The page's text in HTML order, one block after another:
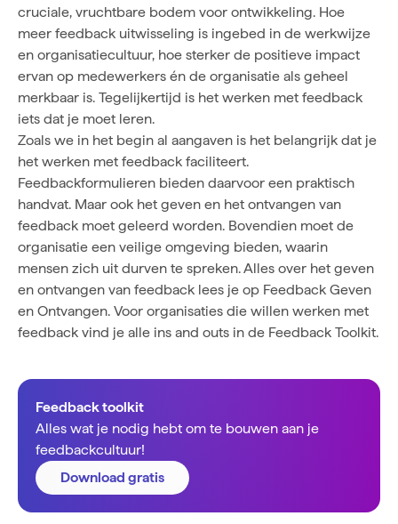
cruciale, vruchtbare bodem voor ontwikkeling. Hoe
meer feedback uitwisseling is ingebed in de werkwijze
en organisatiecultuur, hoe sterker de positieve impact
ervan op medewerkers én de organisatie als geheel
merkbaar is. Tegelijkertijd is het werken met feedback
iets dat je moet leren.
Zoals we in het begin al aangaven is het belangrijk dat je
het werken met feedback faciliteert.
Feedbackformulieren bieden daarvoor een praktisch
handvat. Maar ook het geven en het ontvangen van
feedback moet geleerd worden. Bovendien moet de
organisatie een veilige omgeving bieden, waarin
mensen zich uit durven te spreken. Alles over het geven
en ontvangen van feedback lees je op Feedback Geven
en Ontvangen. Voor organisaties die willen werken met
feedback vind je alle ins and outs in de Feedback Toolkit.
Feedback toolkit
Alles wat je nodig hebt om te bouwen aan je
feedbackcultuur!
Download gratis